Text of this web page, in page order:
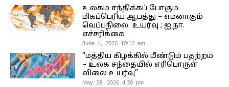
உலகம் சந்திக்கப் போகும்
மிகப்பெரிய ஆபத்து – எமனாகும்
வெப்பநிலை உயர்வு ; ஐ.நா.
எச்சரிக்கை
June 4, 2026 10:12 am
“மத்திய கிழக்கில் மீண்டும் பதற்றம்
– உலக சந்தையில் எரிபொருள்
விலை உயர்வு”
May 28, 2026 4:30 pm